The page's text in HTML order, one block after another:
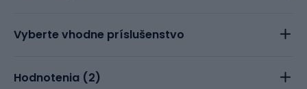
Vyberte vhodne príslušenstvo
Hodnotenia (2)